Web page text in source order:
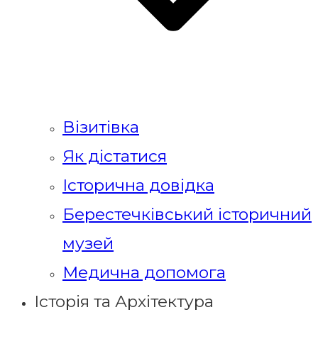
Візитівка
Як дістатися
Історична довідка
Берестечківський історичний
музей
Медична допомога
Історія та Архітектура